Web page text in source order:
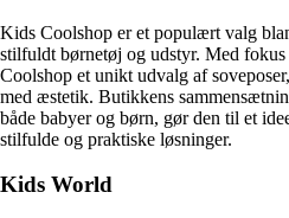
Kids Coolshop er et populært valg
stilfuldt børnetøj og udstyr. Med
Coolshop et unikt udvalg af
med æstetik. Butikkens
både babyer og børn, gør den til et
stilfulde og praktiske løsninger.
Kids World